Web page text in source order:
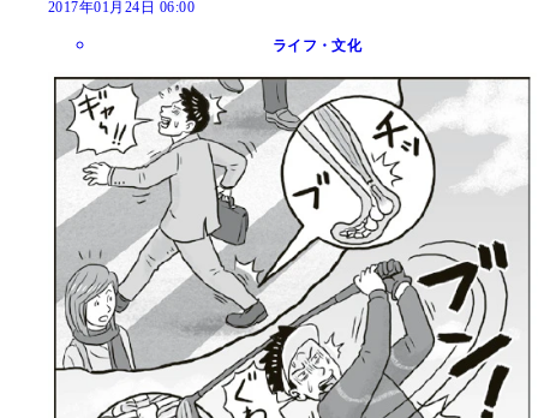
2017年01月24日 06:00
ライフ・文化